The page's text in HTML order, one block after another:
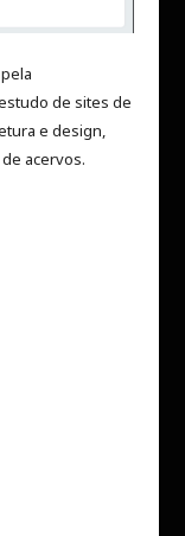
de sites de
e design,
acervos.